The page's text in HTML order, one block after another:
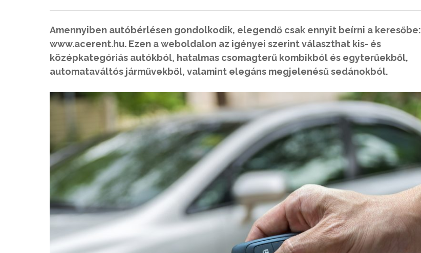
Amennyiben autóbérlésen gondolkodik, elegendő csak ennyit beírni a keresőbe:
www.acerent.hu. Ezen a weboldalon az igényei szerint választhat kis- és
középkategóriás autókból, hatalmas csomagterű kombikból és egyterűekből,
automataváltós járművekből, valamint elegáns megjelenésű sedánokból.